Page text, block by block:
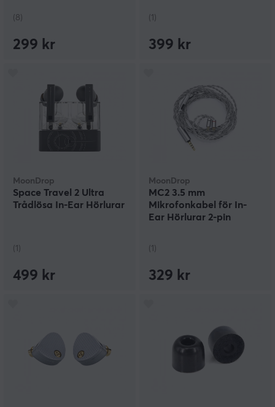
(8)
299 kr
(1)
399 kr
MoonDrop
Space Travel 2 Ultra
Trådlösa In-Ear Hörlurar
(1)
499 kr
MoonDrop
MC2 3.5 mm
Mikrofonkabel för In-
Ear Hörlurar 2-pin
(1)
329 kr